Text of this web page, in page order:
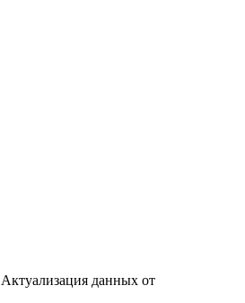
Актуализация данных от